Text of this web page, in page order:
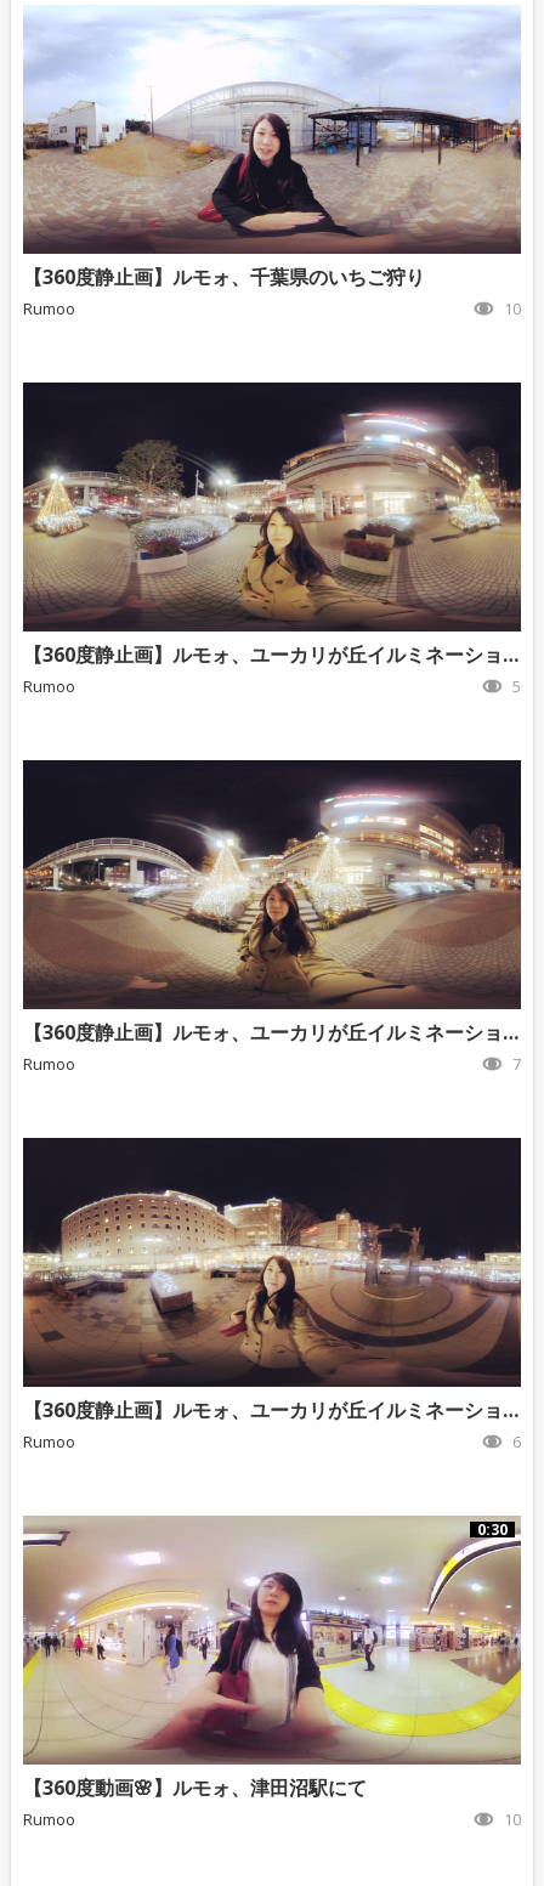
【360度静止画】ルモォ、千葉県のいちご狩り
Rumoo 10
【360度静止画】ルモォ、ユーカリが丘イルミネーション③
Rumoo 5
【360度静止画】ルモォ、ユーカリが丘イルミネーション②
Rumoo 7
【360度静止画】ルモォ、ユーカリが丘イルミネーション ①
Rumoo 6
0:30
【360度動画🌸】ルモォ、津田沼駅にて
Rumoo 10